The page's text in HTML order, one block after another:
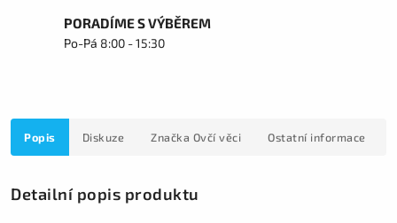
PORADÍME S VÝBĚREM
Po-Pá 8:00 - 15:30
Popis Diskuze Značka Ovčí věci Ostatní informace
Detailní popis produktu